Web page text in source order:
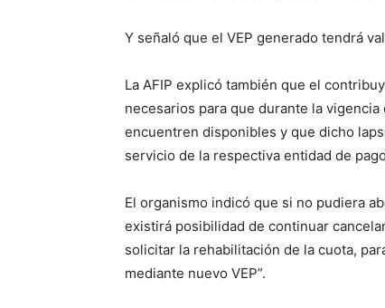
Y señaló que el VEP generado tendrá
La AFIP explicó también que el
necesarios para que durante la
encuentren disponibles y que dicho
servicio de la respectiva entidad de
El organismo indicó que si no pudiera
existirá posibilidad de continuar
solicitar la rehabilitación de la cuota,
mediante nuevo VEP”.